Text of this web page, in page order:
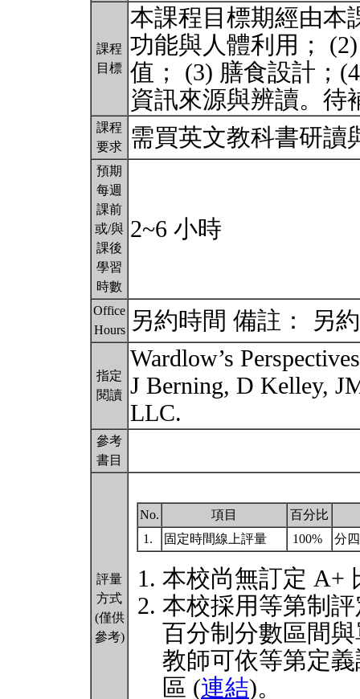
課程
目標
本課程目標期經由本
功能與人體利用；
值； (3) 膳食設計；
資訊來源與辨讀。待
課程
要求
需買英文教科書研
預期
每週
課前
或/與
課後
學習
時數
2~6 小時
Office
Hours
另約時間 備註： 另
指定
閱讀
Wardlow’s
J Berning, D Kelley,
LLC.
參考
書目
評量
方式
(僅供
參考)
No. 項目
百分比
1.
固定時間線上評量 100% 分
本校尚無訂定 A+
本校採用等第制
百分制分數區間
教師可依等第定
區 (連結)。